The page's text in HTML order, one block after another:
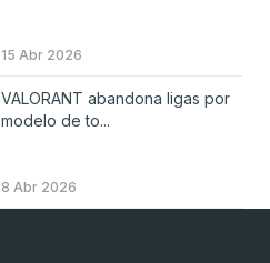
15 Abr 2026
VALORANT abandona ligas por
modelo de to...
8 Abr 2026